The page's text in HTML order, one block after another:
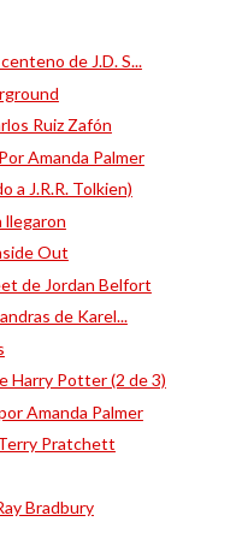
de J.D. S...
Ruiz Zafón
Amanda Palmer
a J.R.R. Tolkien)
llegaron
Out
de Jordan Belfort
de Karel...
Harry Potter (2 de 3)
Amanda Palmer
Pratchett
Bradbury